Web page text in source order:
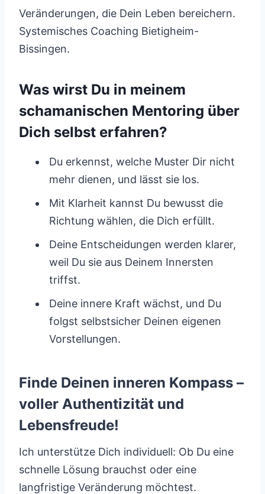
Veränderungen, die Dein Leben bereichern.
Systemisches Coaching Bietigheim-
Bissingen.
Was wirst Du in meinem
schamanischen Mentoring über
Dich selbst erfahren?
Du erkennst, welche Muster Dir nicht
mehr dienen, und lässt sie los.
Mit Klarheit kannst Du bewusst die
Richtung wählen, die Dich erfüllt.
Deine Entscheidungen werden klarer,
weil Du sie aus Deinem Innersten
triffst.
Deine innere Kraft wächst, und Du
folgst selbstsicher Deinen eigenen
Vorstellungen.
Finde Deinen inneren Kompass –
voller Authentizität und
Lebensfreude!
Ich unterstütze Dich individuell: Ob Du eine
schnelle Lösung brauchst oder eine
langfristige Veränderung möchtest.